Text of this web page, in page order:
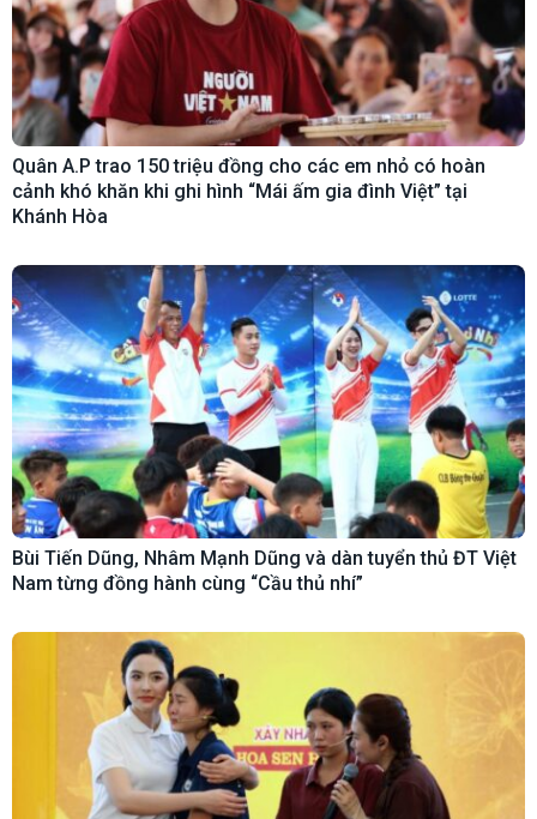
Quân A.P trao 150 triệu đồng cho các em nhỏ có hoàn
cảnh khó khăn khi ghi hình “Mái ấm gia đình Việt” tại
Khánh Hòa
Bùi Tiến Dũng, Nhâm Mạnh Dũng và dàn tuyển thủ ĐT Việt
Nam từng đồng hành cùng “Cầu thủ nhí”